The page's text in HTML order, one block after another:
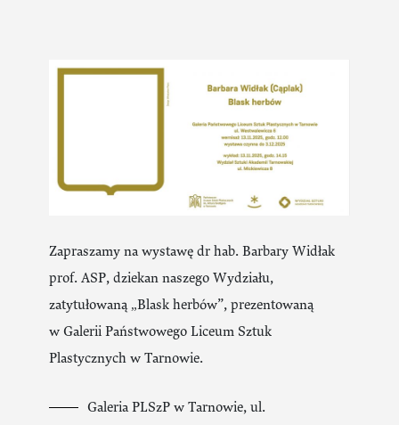
Zapraszamy na wystawę dr hab. Barbary Widłak
prof. ASP, dziekan naszego Wydziału,
zatytułowaną „Blask herbów”, prezentowaną
w Galerii Państwowego Liceum Sztuk
Plastycznych w Tarnowie.
Galeria PLSzP w Tarnowie, ul.